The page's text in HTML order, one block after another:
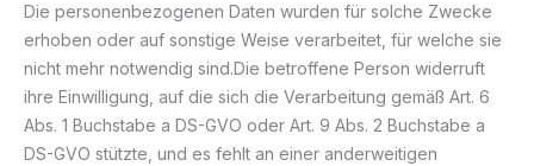
Die personenbezogenen Daten wurden für solche Zwecke
erhoben oder auf sonstige Weise verarbeitet, für welche sie
nicht mehr notwendig sind.Die betroffene Person widerruft
ihre Einwilligung, auf die sich die Verarbeitung gemäß Art. 6
Abs. 1 Buchstabe a DS-GVO oder Art. 9 Abs. 2 Buchstabe a
DS-GVO stützte, und es fehlt an einer anderweitigen